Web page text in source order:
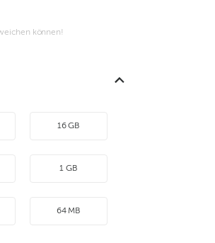
können!
16 GB
1 GB
64 MB